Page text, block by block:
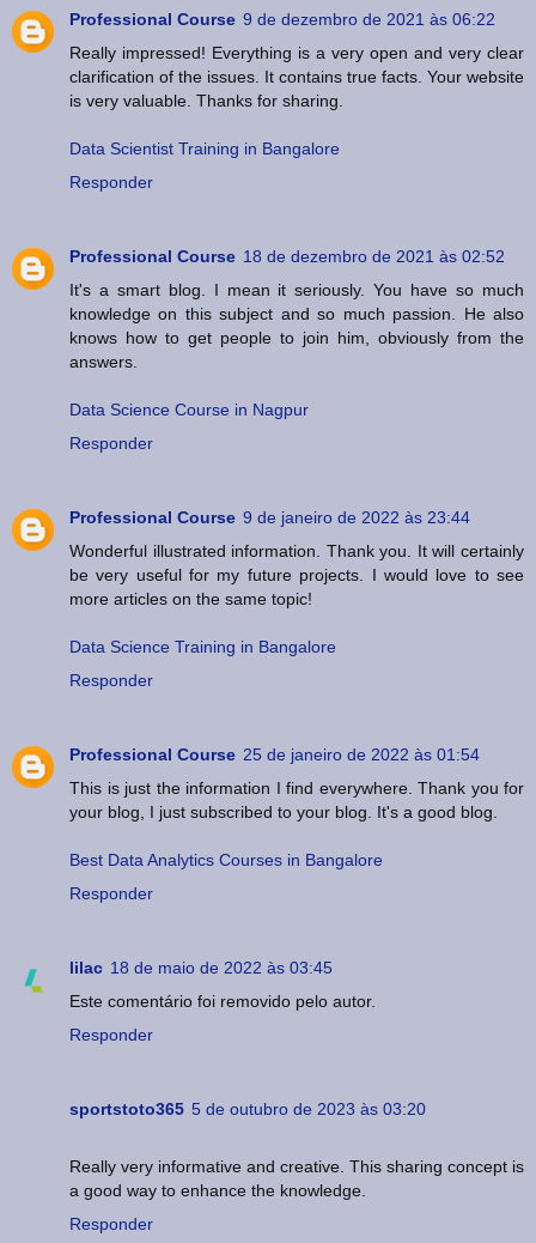
Professional Course 9 de dezembro de 2021 às 06:22
Really impressed! Everything is a very open and very clear
clarification of the issues. It contains true facts. Your website
is very valuable. Thanks for sharing.
Data Scientist Training in Bangalore
Responder
Professional Course 18 de dezembro de 2021 às 02:52
It's a smart blog. I mean it seriously. You have so much
knowledge on this subject and so much passion. He also
knows how to get people to join him, obviously from the
answers.
Data Science Course in Nagpur
Responder
Professional Course 9 de janeiro de 2022 às 23:44
Wonderful illustrated information. Thank you. It will certainly
be very useful for my future projects. I would love to see
more articles on the same topic!
Data Science Training in Bangalore
Responder
Professional Course 25 de janeiro de 2022 às 01:54
This is just the information I find everywhere. Thank you for
your blog, I just subscribed to your blog. It's a good blog.
Best Data Analytics Courses in Bangalore
Responder
lilac 18 de maio de 2022 às 03:45
Este comentário foi removido pelo autor.
Responder
sportstoto365 5 de outubro de 2023 às 03:20
Really very informative and creative. This sharing concept is
a good way to enhance the knowledge.
Responder